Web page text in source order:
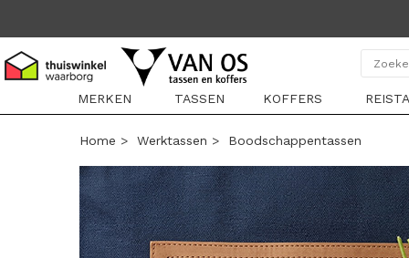
MERKEN
TASSEN KOFFERS
Home > Werktassen > Boodschappentassen